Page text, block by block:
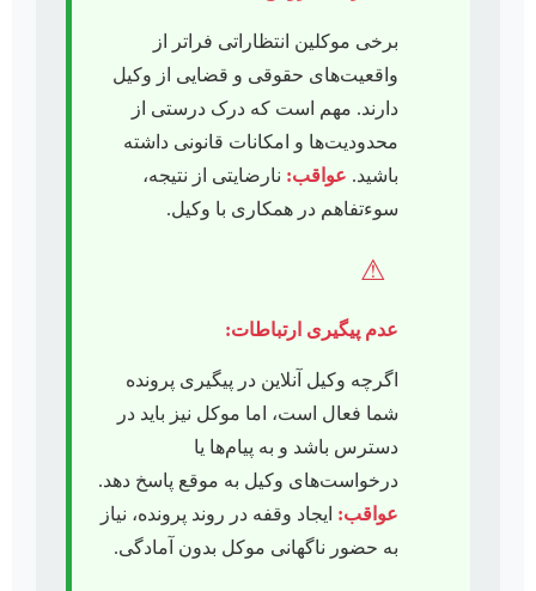
برخی موکلین انتظاراتی فراتر از
واقعیت‌های حقوقی و قضایی از وکیل
دارند. مهم است که درک درستی از
محدودیت‌ها و امکانات قانونی داشته
باشید. عواقب: نارضایتی از نتیجه،
سوءتفاهم در همکاری با وکیل.
⚠
عدم پیگیری ارتباطات:
اگرچه وکیل آنلاین در پیگیری پرونده
شما فعال است، اما موکل نیز باید در
دسترس باشد و به پیام‌ها یا
درخواست‌های وکیل به موقع پاسخ دهد.
عواقب: ایجاد وقفه در روند پرونده، نیاز
به حضور ناگهانی موکل بدون آمادگی.